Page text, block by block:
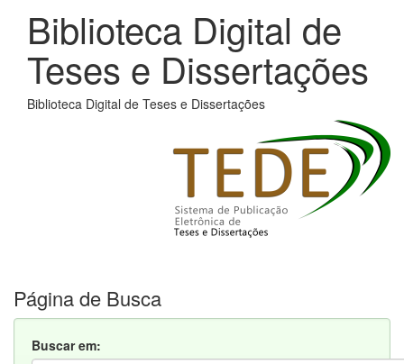
Biblioteca Digital de
Teses e Dissertações
Biblioteca Digital de Teses e Dissertações
Página de Busca
Buscar em: